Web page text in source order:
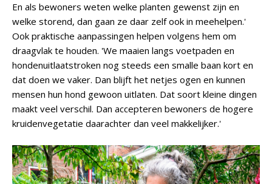
En als bewoners weten welke planten gewenst zijn en
welke storend, dan gaan ze daar zelf ook in meehelpen.'
Ook praktische aanpassingen helpen volgens hem om
draagvlak te houden. 'We maaien langs voetpaden en
hondenuitlaatstroken nog steeds een smalle baan kort en
dat doen we vaker. Dan blijft het netjes ogen en kunnen
mensen hun hond gewoon uitlaten. Dat soort kleine dingen
maakt veel verschil. Dan accepteren bewoners de hogere
kruidenvegetatie daarachter dan veel makkelijker.'